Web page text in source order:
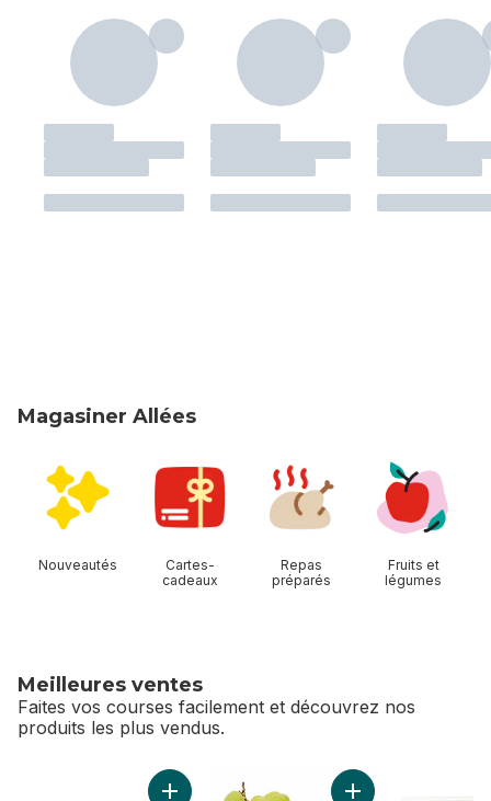
Magasiner Allées
Nouveautés
Cartes-
cadeaux
Repas
préparés
Fruits et
légumes
Meilleures ventes
Faites vos courses facilement et découvrez nos
produits les plus vendus.
sauter Meilleures ventes